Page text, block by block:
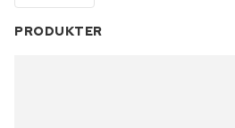
PRODUKTER